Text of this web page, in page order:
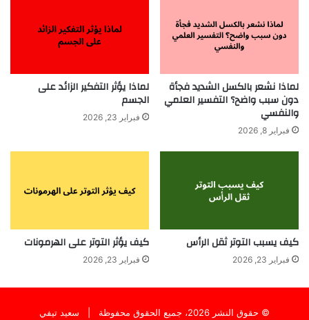
لماذا نشعر بالكسل الشديد فجأة
دون سبب واضح؟ التفسير العلمي
والنفسي
فبراير 8, 2026
لماذا يؤثر التفكير الزائد على
الجسم
فبراير 23, 2026
كيف يسبب التوتر ثقل الرأس
فبراير 23, 2026
كيف يؤثر التوتر على الهرمونات
فبراير 23, 2026
© حقوق النشر 2026، جميع الحقوق محفوظة | سعيد تيفي